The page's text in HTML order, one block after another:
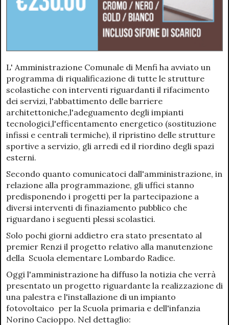
L' Amministrazione Comunale di Menfi ha avviato un
programma di riqualificazione di tutte le strutture
scolastiche con interventi riguardanti il rifacimento
dei servizi, l'abbattimento delle barriere
architettoniche,l'adeguamento degli impianti
tecnologici,l'efficentamento energetico (sostituzione
infissi e centrali termiche), il ripristino delle strutture
sportive a servizio, gli arredi ed il riordino degli spazi
esterni.
Secondo quanto comunicatoci dall'amministrazione, in
relazione alla programmazione, gli uffici stanno
predisponendo i progetti per la partecipazione a
diversi interventi di finaziamento pubblico che
riguardano i seguenti plessi scolastici.
Solo pochi giorni addietro era stato presentato al
premier Renzi il progetto relativo alla manutenzione
della Scuola elementare Lombardo Radice.
Oggi l'amministrazione ha diffuso la notizia che verrà
presentato un progetto riguardante la realizzazione di
una palestra e l'installazione di un impianto
fotovoltaico per la Scuola primaria e dell'infanzia
Norino Cacioppo. Nel dettaglio: